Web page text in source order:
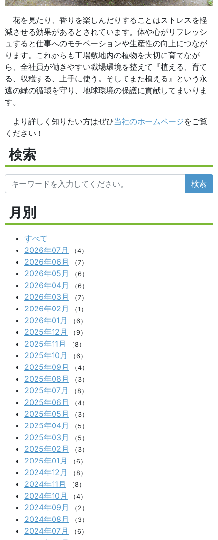
花を見たり、香りを楽しんだりすることはストレスを軽
減させる効果があるとされています。体や心がリフレッシ
ュすると仕事へのモチベーションや生産性の向上につなが
ります。これからも工場敷地内の植物を大切に育てなが
ら、全社員が働きやすい職場環境を整えて『植える、育て
る、収穫する、上手に使う。そしてまた植える』という永
遠の緑の循環を守り、地球環境の保護に貢献してまいりま
す。
より詳しく知りたい方はぜひ当社のホームページをご覧
ください！
検索
検索
月別
すべて
2026年07月
（4）
2026年06月 （7）
2026年05月 （6）
2026年04月 （6）
2026年03月 （7）
2026年02月 （1）
2026年01月 （6）
2025年12月 （9）
2025年11月 （8）
2025年10月 （6）
2025年09月 （4）
2025年08月 （3）
2025年07月 （8）
2025年06月 （4）
2025年05月 （3）
2025年04月 （5）
2025年03月 （5）
2025年02月 （3）
2025年01月 （6）
2024年12月 （8）
2024年11月 （8）
2024年10月 （4）
2024年09月 （2）
2024年08月 （3）
2024年07月 （6）